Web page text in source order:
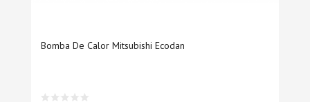
Bomba De Calor Mitsubishi Ecodan